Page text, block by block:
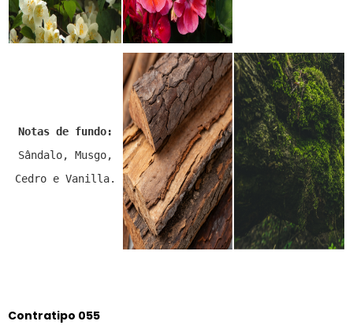
Notas de fundo:
Sândalo, Musgo,
Cedro e Vanilla.
Contratipo 055